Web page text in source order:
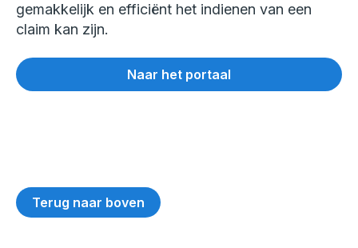
gemakkelijk en efficiënt het indienen van een
claim kan zijn.
Naar het portaal
Terug naar boven